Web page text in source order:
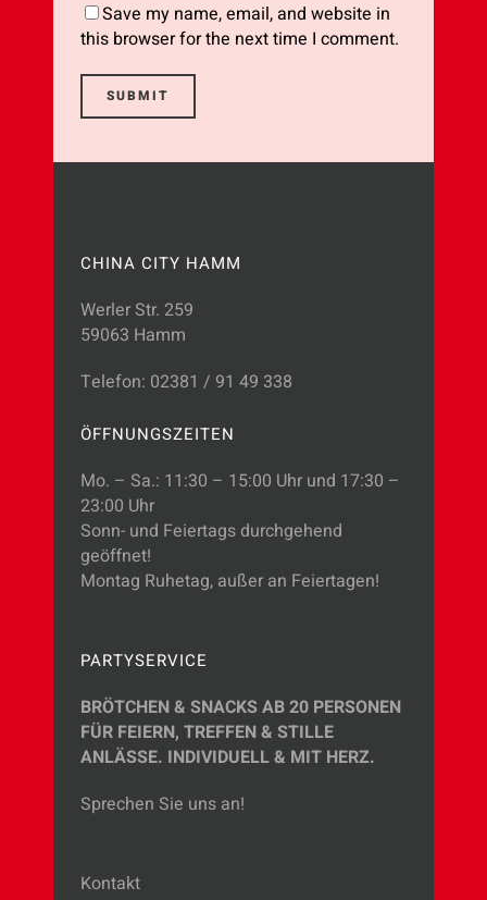
Save my name, email, and website in
this browser for the next time I comment.
CHINA CITY HAMM
Werler Str. 259
59063 Hamm
Telefon: 02381 / 91 49 338
ÖFFNUNGSZEITEN
Mo. – Sa.: 11:30 – 15:00 Uhr und 17:30 –
23:00 Uhr
Sonn- und Feiertags durchgehend
geöffnet!
Montag Ruhetag, außer an Feiertagen!
PARTYSERVICE
BRÖTCHEN & SNACKS AB 20 PERSONEN
FÜR FEIERN, TREFFEN & STILLE
ANLÄSSE. INDIVIDUELL & MIT HERZ.
Sprechen Sie uns an!
Kontakt